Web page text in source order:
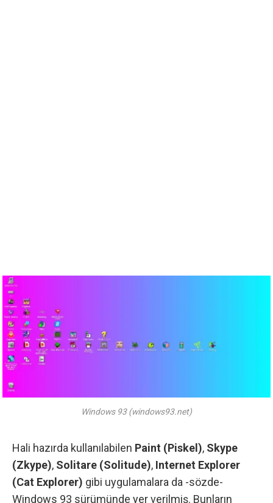
Windows 93 (windows93.net)
Hali hazırda kullanılabilen Paint (Piskel), Skype
(Zkype), Solitare (Solitude), Internet Explorer
(Cat Explorer) gibi uygulamalara da -sözde-
Windows 93 sürümünde yer verilmiş. Bunların